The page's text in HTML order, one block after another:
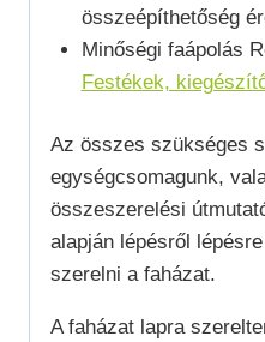
összeépíthetőség
Minőségi faápolás
Festékek,
Az összes szükséges
egységcsomagunk,
összeszerelési
alapján lépésről
szerelni a faházat.
A faházat lapra